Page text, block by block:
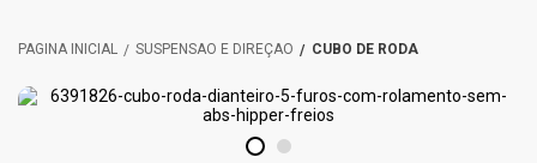
SUSPENSÃO E DIREÇÃO CUBO DE RODA
1 2